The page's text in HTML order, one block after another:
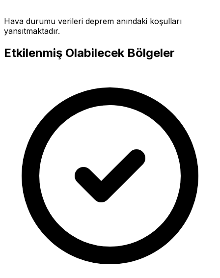
Hava durumu verileri deprem anındaki koşulları
yansıtmaktadır.
Etkilenmiş Olabilecek Bölgeler